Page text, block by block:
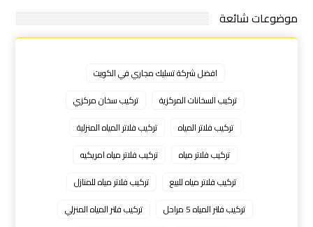
موضوعات شائعة
افضل شركة تسليك مجاري في الكويت
تركيب السخانات المركزية
تركيب سخان مركزي
تركيب فلاتر المياه
تركيب فلاتر المياه المنزلية
تركيب فلاتر مياه
تركيب فلاتر مياه امريكيه
تركيب فلاتر مياه للبيع
تركيب فلاتر مياه للمنازل
تركيب فلتر المياه 5 مراحل
تركيب فلتر المياه المنزلي